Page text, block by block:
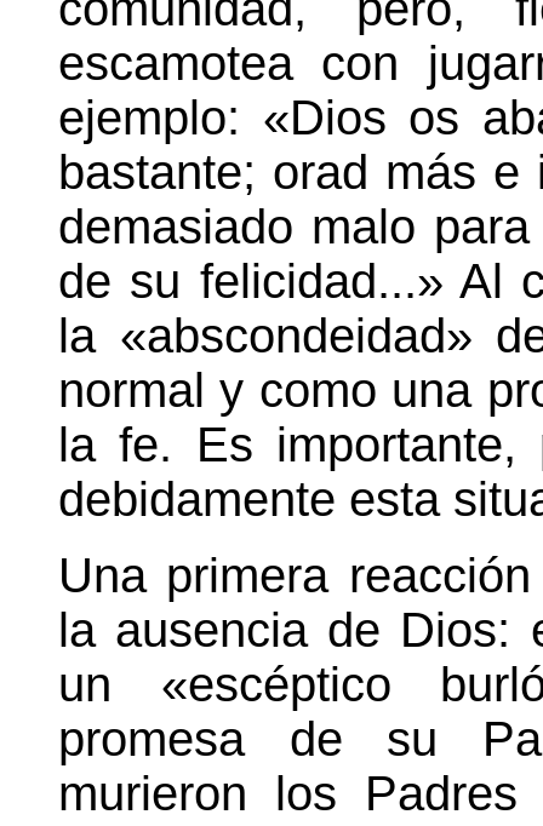
escamotea con
ejemplo: «Dios os
bastante; orad más e
demasiado malo
de su felicidad...» Al
la «abscondeidad»
normal y como una
la fe. Es importante,
debidamente esta
Una primera
la ausencia de Dios:
un «escéptico
promesa de su
murieron los